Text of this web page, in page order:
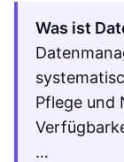
Was ist
Pflege und
…